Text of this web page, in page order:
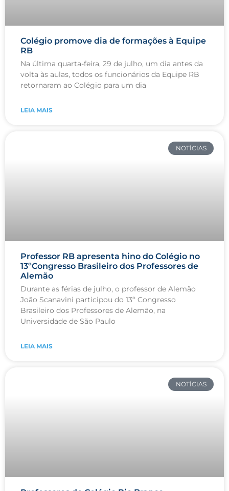
Colégio promove dia de formações à Equipe
RB
Na última quarta-feira, 29 de julho, um dia antes da
volta às aulas, todos os funcionários da Equipe RB
retornaram ao Colégio para um dia
LEIA MAIS
NOTÍCIAS
Professor RB apresenta hino do Colégio no
13ºCongresso Brasileiro dos Professores de
Alemão
Durante as férias de julho, o professor de Alemão
João Scanavini participou do 13º Congresso
Brasileiro dos Professores de Alemão, na
Universidade de São Paulo
LEIA MAIS
NOTÍCIAS